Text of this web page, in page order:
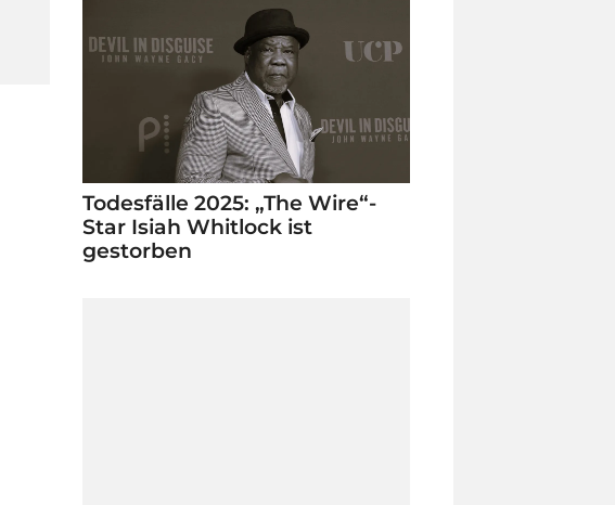
Todesfälle 2025: „The Wire“-
Star Isiah Whitlock ist
gestorben